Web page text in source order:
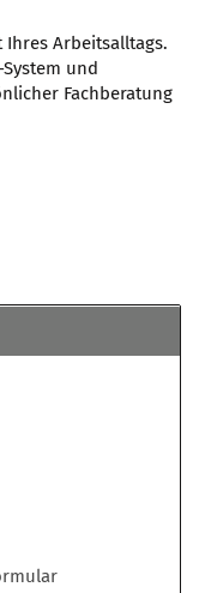
Ihres Arbeitsalltags.
und
Fachberatung